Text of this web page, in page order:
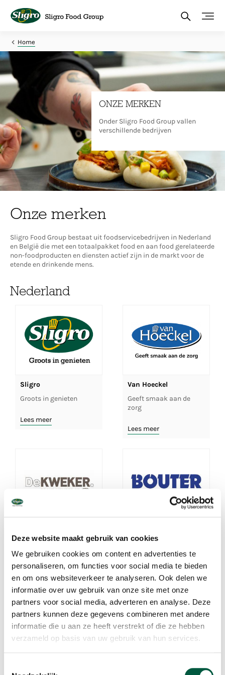
Deze website maakt gebruik van cookies
We gebruiken cookies om content en advertenties te
personaliseren, om functies voor social media te bieden
en om ons websiteverkeer te analyseren. Ook delen we
informatie over uw gebruik van onze site met onze
partners voor social media, adverteren en analyse. Deze
partners kunnen deze gegevens combineren met andere
informatie die u aan ze heeft verstrekt of die ze hebben
verzameld op basis van uw gebruik van hun services.
naar
inhoud
gaan
Home
ONZE MERKEN
Onder Sligro Food Group vallen
verschillende bedrijven
Onze merken
Sligro Food Group bestaat uit foodservicebedrijven in Nederland
en België die met een totaalpakket food en aan food gerelateerde
non-foodproducten en diensten actief zijn in de markt voor de
etende en drinkende mens.
Nederland
Sligro
Groots in genieten
Lees meer
Van Hoeckel
Geeft smaak aan de
zorg
Lees meer
Proud member of Sligro
Food Group
Groots in professionele
keukens
SmitVis